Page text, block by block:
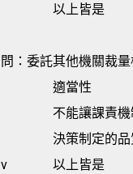
以上皆是
問：委託其他機關裁量
適當性
不能讓課責
決策制定的
v
以上皆是